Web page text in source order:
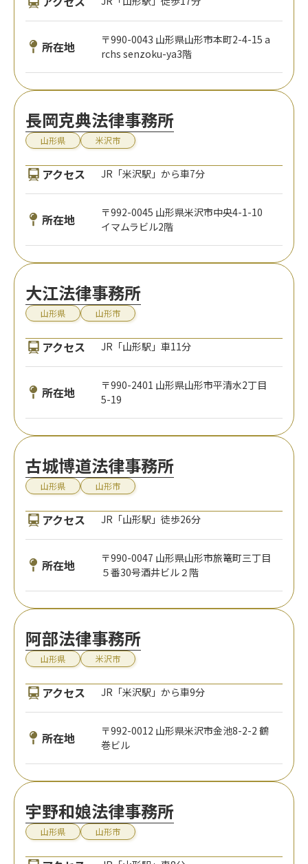
所在地
〒990-0043 山形県山形市本町2-4-15 a
rchs senzoku-ya3階
長岡克典法律事務所
山形県 米沢市
アクセス JR「米沢駅」から車7分
所在地
〒992-0045 山形県米沢市中央4-1-10
イマムラビル2階
大江法律事務所
山形県 山形市
アクセス JR「山形駅」車11分
所在地
〒990-2401 山形県山形市平清水2丁目
5-19
古城博道法律事務所
山形県 山形市
アクセス JR「山形駅」徒歩26分
所在地
〒990-0047 山形県山形市旅篭町三丁目
５番30号酒井ビル２階
阿部法律事務所
山形県 米沢市
アクセス JR「米沢駅」から車9分
所在地
〒992-0012 山形県米沢市金池8-2-2 鶴
巻ビル
宇野和娘法律事務所
山形県 山形市